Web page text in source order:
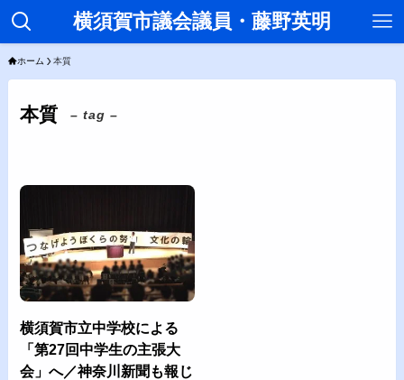
横須賀市議会議員・藤野英明
ホーム 本質
本質 – tag –
横須賀市立中学校による
「第27回中学生の主張大
会」へ／神奈川新聞も報じ